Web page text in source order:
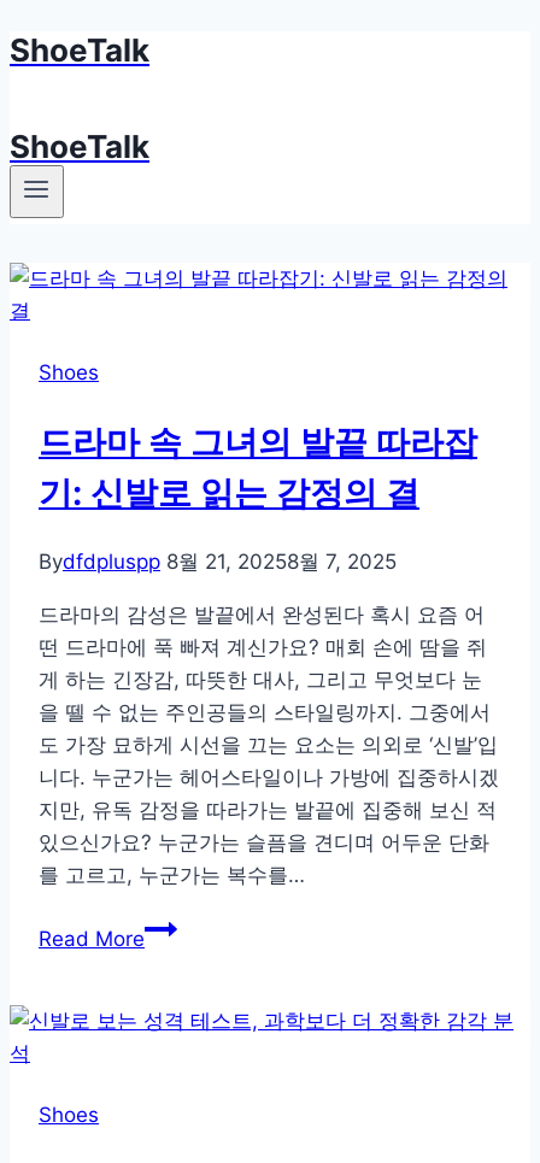
Skip
ShoeTalk
ShoeTalk
Shoes
드라마 속 그녀의 발끝 따라잡
기: 신발로 읽는 감정의 결
Bydfdpluspp 8월 21, 20258월 7, 2025
드라마의 감성은 발끝에서 완성된다 혹시 요즘 어
떤 드라마에 푹 빠져 계신가요? 매회 손에 땀을 쥐
게 하는 긴장감, 따뜻한 대사, 그리고 무엇보다 눈
을 뗄 수 없는 주인공들의 스타일링까지. 그중에서
도 가장 묘하게 시선을 끄는 요소는 의외로 ‘신발’입
니다. 누군가는 헤어스타일이나 가방에 집중하시겠
지만, 유독 감정을 따라가는 발끝에 집중해 보신 적
있으신가요? 누군가는 슬픔을 견디며 어두운 단화
를 고르고, 누군가는 복수를…
Read More드
속
Shoes